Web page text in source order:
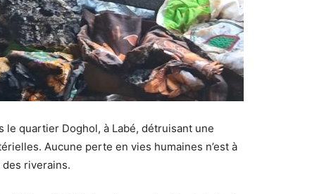
le quartier Doghol, à Labé, détruisant une
Aucune perte en vies humaines n’est à
riverains.